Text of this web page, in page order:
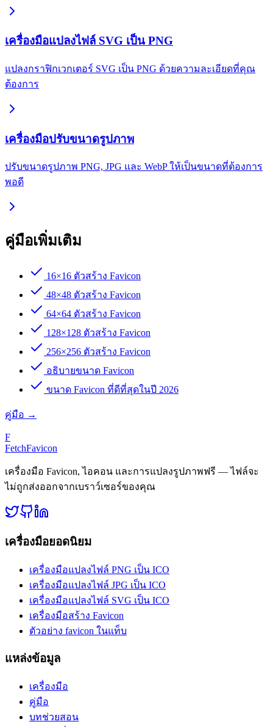
เครื่องมือแปลงไฟล์ SVG เป็น PNG
แปลงกราฟิกเวกเตอร์ SVG เป็น PNG ด้วยความละเอียดที่คุณ
ต้องการ
เครื่องมือปรับขนาดรูปภาพ
ปรับขนาดรูปภาพ PNG, JPG และ WebP ให้เป็นขนาดที่ต้องการ
พอดี
คู่มือเพิ่มเติม
16×16 ตัวสร้าง Favicon
48×48 ตัวสร้าง Favicon
64×64 ตัวสร้าง Favicon
128×128 ตัวสร้าง Favicon
256×256 ตัวสร้าง Favicon
อธิบายขนาด Favicon
ขนาด Favicon ที่ดีที่สุดในปี 2026
คู่มือ →
F
FetchFavicon
เครื่องมือ Favicon, ไอคอน และการแปลงรูปภาพฟรี — ไฟล์จะ
ไม่ถูกส่งออกจากเบราว์เซอร์ของคุณ
เครื่องมือยอดนิยม
เครื่องมือแปลงไฟล์ PNG เป็น ICO
เครื่องมือแปลงไฟล์ JPG เป็น ICO
เครื่องมือแปลงไฟล์ SVG เป็น ICO
เครื่องมือสร้าง Favicon
ตัวอย่าง favicon ในแท็บ
แหล่งข้อมูล
เครื่องมือ
คู่มือ
บทช่วยสอน